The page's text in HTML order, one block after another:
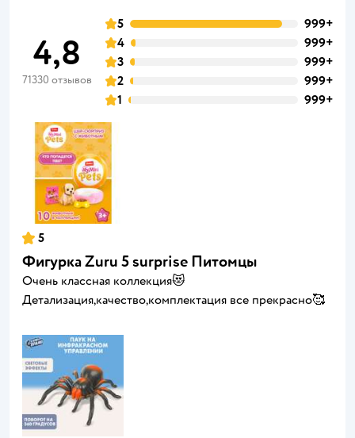
4,8
71330 отзывов
5
999+
4
999+
3
999+
2
999+
1
999+
5
Фигурка Zuru 5 surprise Питомцы
Очень классная коллекция😻
Детализация,качество,комплектация все прекрасно🥰